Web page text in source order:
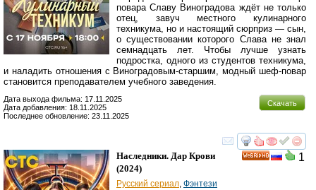
повара Славу Виноградова ждёт не только
отец, завуч местного кулинарного
техникума, но и настоящий сюрприз — сын,
о существовании которого Слава не знал
семнадцать лет. Чтобы лучше узнать
подростка, одного из студентов техникума,
и наладить отношения с Виноградовым-старшим, модный шеф-повар
становится преподавателем учебного заведения.
Скачать
Дата выхода фильма: 17.11.2025
Дата добавления: 18.11.2025
Последнее обновление: 23.11.2025
смотреть
1
Наследники. Дар Крови
(2024)
Русский сериал, Фэнтези